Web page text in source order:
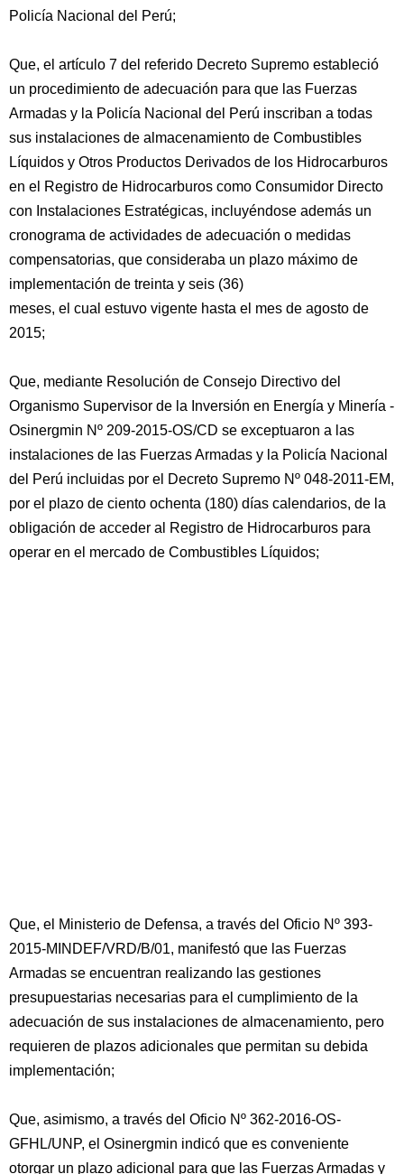
Policía Nacional del Perú;
Que, el artículo 7 del referido Decreto Supremo estableció
un procedimiento de adecuación para que las Fuerzas
Armadas y la Policía Nacional del Perú inscriban a todas
sus instalaciones de almacenamiento de Combustibles
Líquidos y Otros Productos Derivados de los Hidrocarburos
en el Registro de Hidrocarburos como Consumidor Directo
con Instalaciones Estratégicas, incluyéndose además un
cronograma de actividades de adecuación o medidas
compensatorias, que consideraba un plazo máximo de
implementación de treinta y seis (36)
meses, el cual estuvo vigente hasta el mes de agosto de
2015;
Que, mediante Resolución de Consejo Directivo del
Organismo Supervisor de la Inversión en Energía y Minería -
Osinergmin Nº 209-2015-OS/CD se exceptuaron a las
instalaciones de las Fuerzas Armadas y la Policía Nacional
del Perú incluidas por el Decreto Supremo Nº 048-2011-EM,
por el plazo de ciento ochenta (180) días calendarios, de la
obligación de acceder al Registro de Hidrocarburos para
operar en el mercado de Combustibles Líquidos;
Que, el Ministerio de Defensa, a través del Oficio Nº 393-
2015-MINDEF/VRD/B/01, manifestó que las Fuerzas
Armadas se encuentran realizando las gestiones
presupuestarias necesarias para el cumplimiento de la
adecuación de sus instalaciones de almacenamiento, pero
requieren de plazos adicionales que permitan su debida
implementación;
Que, asimismo, a través del Oficio Nº 362-2016-OS-
GFHL/UNP, el Osinergmin indicó que es conveniente
otorgar un plazo adicional para que las Fuerzas Armadas y